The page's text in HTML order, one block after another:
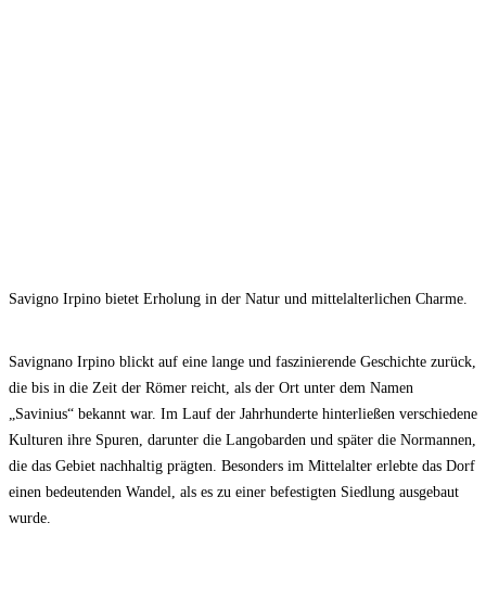
Savigno Irpino bietet Erholung in der Natur und mittelalterlichen Charme.
Savignano Irpino blickt auf eine lange und faszinierende Geschichte zurück,
die bis in die Zeit der Römer reicht, als der Ort unter dem Namen
„Savinius“ bekannt war. Im Lauf der Jahrhunderte hinterließen verschiedene
Kulturen ihre Spuren, darunter die Langobarden und später die Normannen,
die das Gebiet nachhaltig prägten. Besonders im Mittelalter erlebte das Dorf
einen bedeutenden Wandel, als es zu einer befestigten Siedlung ausgebaut
wurde.